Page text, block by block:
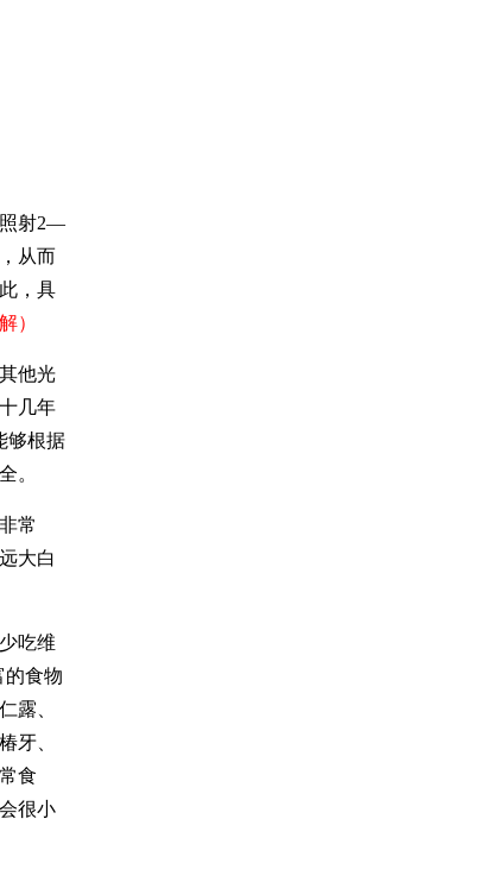
射2—
从而
，具
）
他光
几年
够根据
。
常
大白
吃维
的食物
露、
牙、
食
很小